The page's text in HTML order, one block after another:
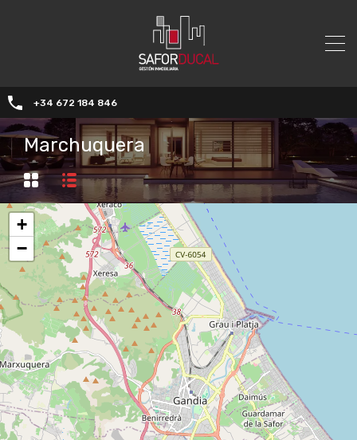
+34 672 184 846
Marchuquera
+
−